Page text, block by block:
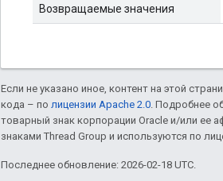
Возвращаемые значения
Если не указано иное, контент на этой
кода – по лицензии Apache 2.0. Подробнее
товарный знак корпорации Oracle и/или ее
знаками Thread Group и используются по
Последнее обновление: 2026-02-18 UTC.